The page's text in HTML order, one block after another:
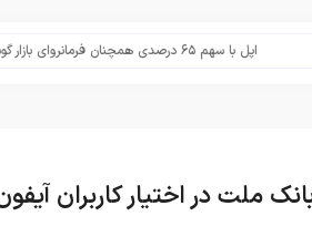
اپل با سهم ۶۵ درصدی همچنان فرمانروای بازار گوشی‌های پریمیوم جهان است
ملت در اختیار کاربران